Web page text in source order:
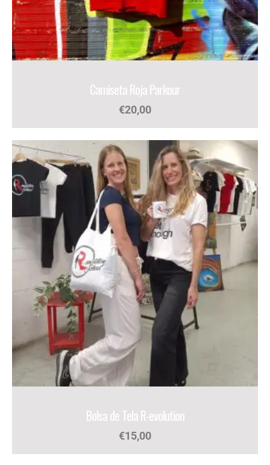
Camiseta Roja Parkour
€20,00
Bolsa de Tela R-evolution
€15,00